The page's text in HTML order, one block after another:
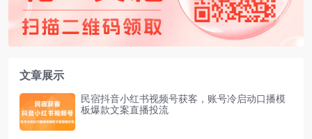
文章展示
民宿抖音小红书视频号获客，账号冷启动口播模
板爆款文案直播投流